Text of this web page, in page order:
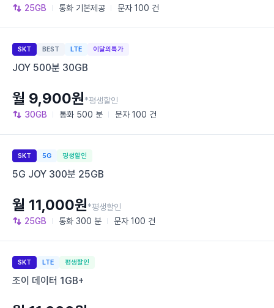
25GB 통화 기본제공 문자 100 건
SKT BEST LTE 이달의특가
JOY 500분 30GB
30GB 통화 500 분 문자 100 건
월 9,900원*평생할인
SKT 5G 평생할인
5G JOY 300분 25GB
25GB 통화 300 분 문자 100 건
월 11,000원*평생할인
SKT LTE 평생할인
조이 데이터 1GB+